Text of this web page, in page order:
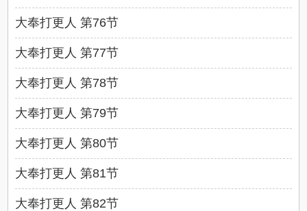
大奉打更人 第76节
大奉打更人 第77节
大奉打更人 第78节
大奉打更人 第79节
大奉打更人 第80节
大奉打更人 第81节
大奉打更人 第82节